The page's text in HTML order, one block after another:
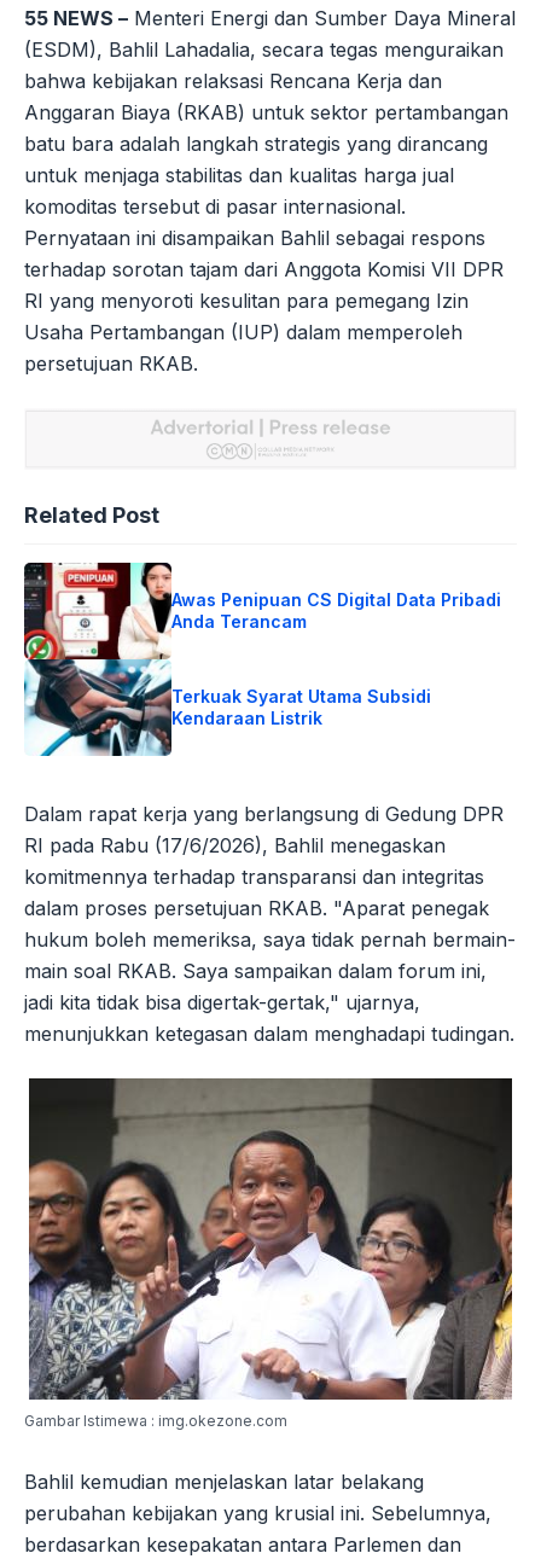
55 NEWS – Menteri Energi dan Sumber Daya Mineral
(ESDM), Bahlil Lahadalia, secara tegas menguraikan
bahwa kebijakan relaksasi Rencana Kerja dan
Anggaran Biaya (RKAB) untuk sektor pertambangan
batu bara adalah langkah strategis yang dirancang
untuk menjaga stabilitas dan kualitas harga jual
komoditas tersebut di pasar internasional.
Pernyataan ini disampaikan Bahlil sebagai respons
terhadap sorotan tajam dari Anggota Komisi VII DPR
RI yang menyoroti kesulitan para pemegang Izin
Usaha Pertambangan (IUP) dalam memperoleh
persetujuan RKAB.
Related Post
Awas Penipuan CS Digital Data Pribadi
Anda Terancam
Terkuak Syarat Utama Subsidi
Kendaraan Listrik
Dalam rapat kerja yang berlangsung di Gedung DPR
RI pada Rabu (17/6/2026), Bahlil menegaskan
komitmennya terhadap transparansi dan integritas
dalam proses persetujuan RKAB. "Aparat penegak
hukum boleh memeriksa, saya tidak pernah bermain-
main soal RKAB. Saya sampaikan dalam forum ini,
jadi kita tidak bisa digertak-gertak," ujarnya,
menunjukkan ketegasan dalam menghadapi tudingan.
Gambar Istimewa : img.okezone.com
Bahlil kemudian menjelaskan latar belakang
perubahan kebijakan yang krusial ini. Sebelumnya,
berdasarkan kesepakatan antara Parlemen dan